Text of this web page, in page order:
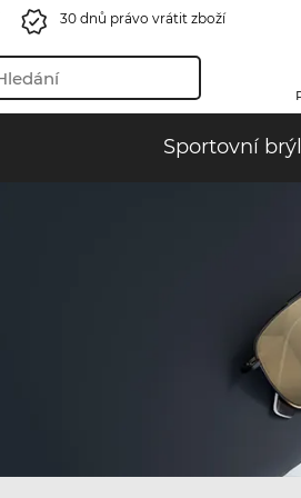
30 dnů právo vrátit zboží
Sportovní